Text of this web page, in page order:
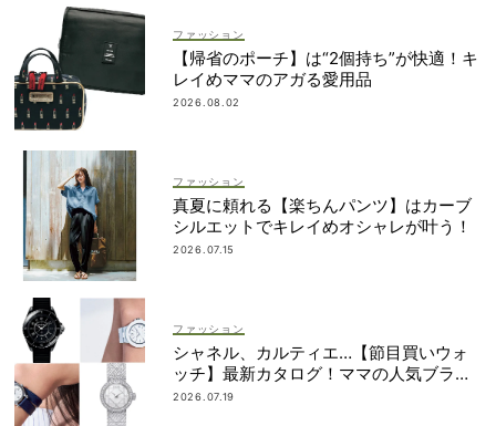
ファッション
【帰省のポーチ】は“2個持ち”が快適！キ
レイめママのアガる愛用品
2026.08.02
ファッション
真夏に頼れる【楽ちんパンツ】はカーブ
シルエットでキレイめオシャレが叶う！
2026.07.15
ファッション
シャネル、カルティエ…【節目買いウォ
ッチ】最新カタログ！ママの人気ブラン
ドを網羅
2026.07.19